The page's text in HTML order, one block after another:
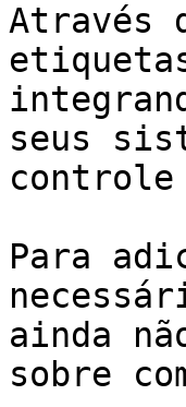
Através
seus
controle
Para
ainda
sobre